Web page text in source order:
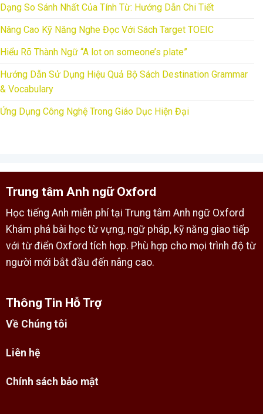
Dạng So Sánh Nhất Của Tính Từ: Hướng Dẫn Chi Tiết
Nâng Cao Kỹ Năng Nghe Đọc Với Sách Target TOEIC
Hiểu Rõ Thành Ngữ “A lot on someone’s plate”
Hướng Dẫn Sử Dụng Hiệu Quả Bộ Sách Destination Grammar
& Vocabulary
Ứng Dụng Công Nghệ Trong Giáo Dục Hiện Đại
Trung tâm Anh ngữ Oxford
Học tiếng Anh miễn phí tại Trung tâm Anh ngữ Oxford
Khám phá bài học từ vựng, ngữ pháp, kỹ năng giao tiếp
với từ điển Oxford tích hợp. Phù hợp cho mọi trình độ từ
người mới bắt đầu đến nâng cao.
Thông Tin Hỗ Trợ
Về Chúng tôi
Liên hệ
Chính sách bảo mật